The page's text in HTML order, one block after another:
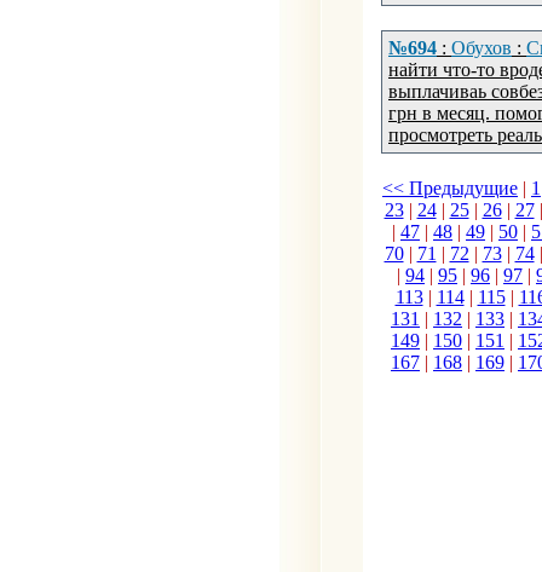
№694 : Обухов :
найти что-то
выплачиваь
грн в месяц.
просмотреть
<< Предыдущие | 1
23| 24| 25| 26| 27
| 47 | 48 | 49 | 50 |
70| 71 | 72| 73| 74
| 94 | 95 | 96 | 97 |
113| 114| 115|
131 | 132 | 133 |
149 | 150 | 151 |
167 | 168 | 169 |